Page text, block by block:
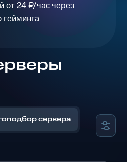
от 24 ₽/час через
гейминга
сервера